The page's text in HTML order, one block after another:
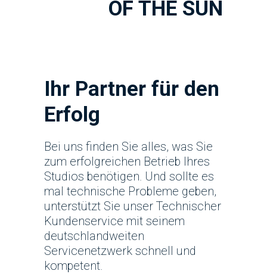
OF THE SUN
Ihr Partner für den
Erfolg
Bei uns finden Sie alles, was Sie
zum erfolgreichen Betrieb Ihres
Studios benötigen. Und sollte es
mal technische Probleme geben,
unterstützt Sie unser Technischer
Kundenservice mit seinem
deutschlandweiten
Servicenetzwerk schnell und
kompetent.